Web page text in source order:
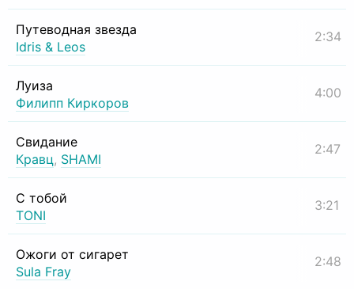
Путеводная звезда
Idris & Leos
2:34
Луиза
Филипп Киркоров
4:00
Свидание
Кравц, SHAMI
2:47
С тобой
TONI
3:21
Ожоги от сигарет
Sula Fray
2:48